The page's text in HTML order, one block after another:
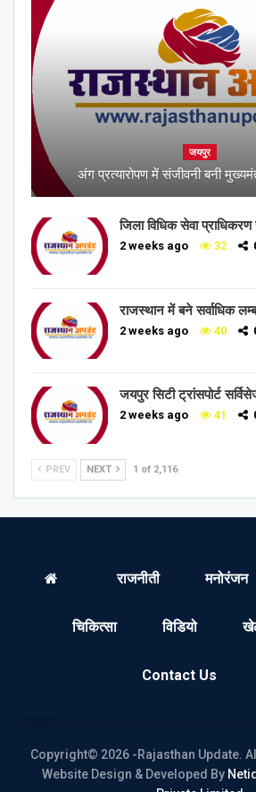
जयपुर
अंग प्रत्यारोपण में संजीवनी बनी
जिला विधिक सेवा
2 weeks ago 32
राजस्थान में बने सर्वाधिक
2 weeks ago 40
जयपुर सिटी ट्रांसपोर्ट
2 weeks ago 41
PREV NEXT 1 of 2,116
राजनीती मनोरंजन
चिकित्सा विडियो
Contact Us
Copyright© 2026 -Rajasthan Update.
Website Design & Developed By